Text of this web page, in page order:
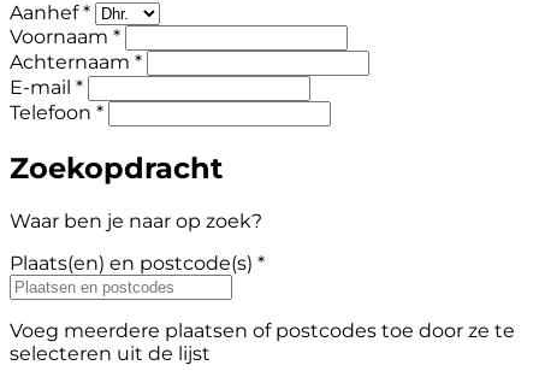
Aanhef *
Voornaam *
Achternaam *
E-mail *
Telefoon *
Zoekopdracht
Waar ben je naar op zoek?
Plaats(en) en postcode(s) *
Voeg meerdere plaatsen of postcodes toe door ze te
selecteren uit de lijst